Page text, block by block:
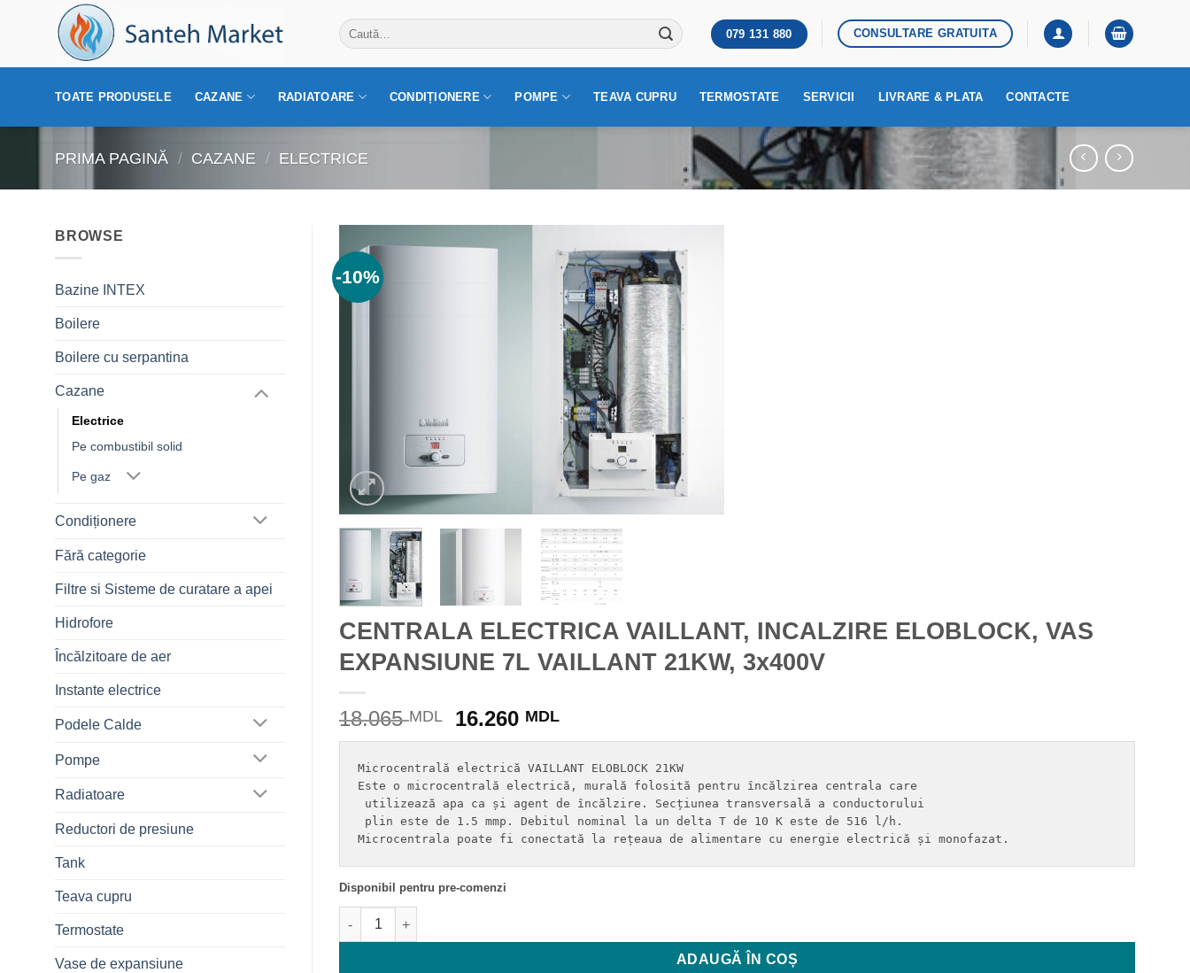
Caută
după:
079 131 880 CONSULTARE GRATUITA
TOATE PRODUSELE CAZANE RADIATOARE CONDIȚIONERE POMPE TEAVA CUPRU TERMOSTATE SERVICII LIVRARE & PLATA CONTACTE
PRIMA PAGINĂ / CAZANE / ELECTRICE
BROWSE
Bazine INTEX
Boilere
Boilere cu serpantina
Cazane
Electrice
Pe combustibil solid
Pe gaz
Condiționere
Fără categorie
Filtre si Sisteme de curatare a apei
Hidrofore
Încălzitoare de aer
Instante electrice
Podele Calde
Pompe
Radiatoare
Reductori de presiune
Tank
Teava cupru
Termostate
Vase de expansiune
-10%
CENTRALA ELECTRICA VAILLANT, INCALZIRE ELOBLOCK, VAS
EXPANSIUNE 7L VAILLANT 21KW, 3x400V
18.065MDL
Prețul
inițial
a
fost:
18.065 MDL.
16.260 MDLPrețul
curent
este:
16.260 MDL.
Microcentrală electrică VAILLANT ELOBLOCK 21KW
Este o microcentrală electrică, murală folosită pentru încălzirea centrala care
utilizează apa ca și agent de încălzire. Secțiunea transversală a conductorului
plin este de 1.5 mmp. Debitul nominal la un delta T de 10 K este de 516 l/h.
Microcentrala poate fi conectată la rețeaua de alimentare cu energie electrică și monofazat.
Disponibil pentru pre-comenzi
Cantitate CENTRALA ELECTRICA VAILLANT, INCALZIRE ELOBLOCK, VAS EXPANSIUNE 7L VAILLANT 21KW, 3x400V
ADAUGĂ ÎN COȘ